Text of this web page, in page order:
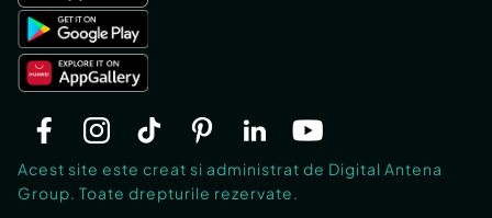
Acest site este creat si administrat de Digital Antena
Group. Toate drepturile rezervate.